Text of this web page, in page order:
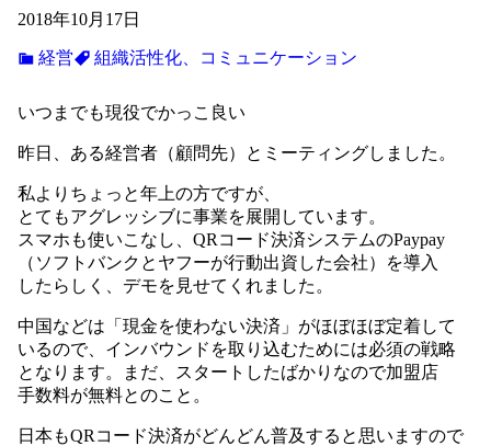
2018年10月17日
経営 組織活性化、コミュニケーション
いつまでも現役でかっこ良い
昨日、ある経営者（顧問先）とミーティングしました。
私よりちょっと年上の方ですが、
とてもアグレッシブに事業を展開しています。
スマホも使いこなし、QRコード決済システムのPaypay
（ソフトバンクとヤフーが行動出資した会社）を導入
したらしく、デモを見せてくれました。
中国などは「現金を使わない決済」がほぼほぼ定着して
いるので、インバウンドを取り込むためには必須の戦略
となります。まだ、スタートしたばかりなので加盟店
手数料が無料とのこと。
日本もQRコード決済がどんどん普及すると思いますので